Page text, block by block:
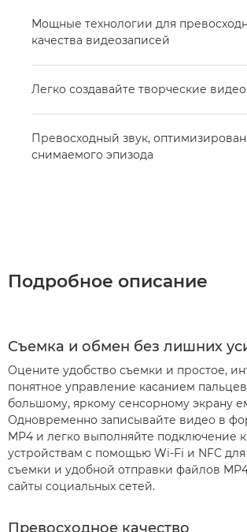
Мощные технологии для
качества видеозаписей
Легко создавайте творческие
Превосходный звук,
снимаемого эпизода
Подробное описание
Съемка и обмен без лишних
Оцените удобство съемки и простое,
понятное управление касанием
большому, яркому сенсорному экрану
Одновременно записывайте видео в
MP4 и легко выполняйте подключение
устройствам с помощью Wi-Fi и NFC
съемки и удобной отправки файлов
сайты социальных сетей.
Превосходное качество